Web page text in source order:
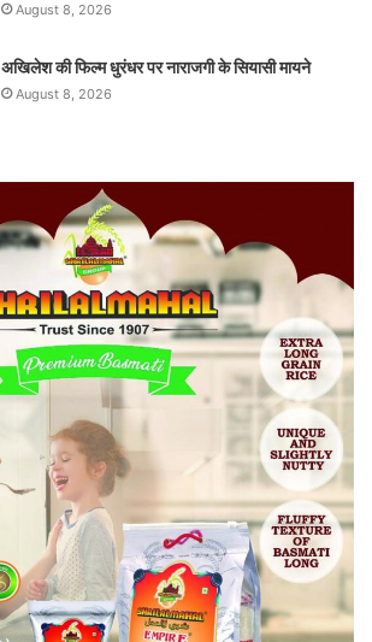
August 8, 2026
अखिलेश की फिल्म धुरंधर पर नाराजगी के सियासी मायने
August 8, 2026